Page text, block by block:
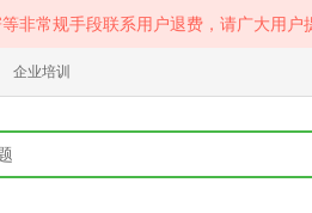
非常规手段联系用户退费，请广大用
企业培训